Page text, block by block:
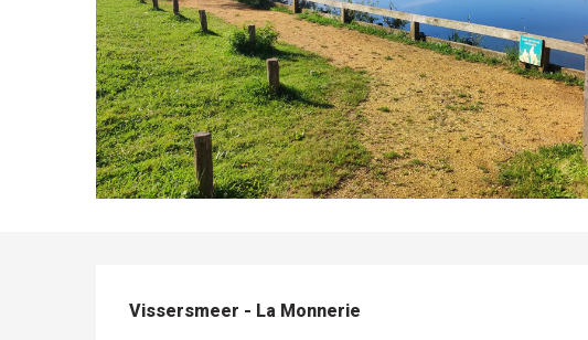
BESCHRIJVING
Vissersmeer - La Monnerie